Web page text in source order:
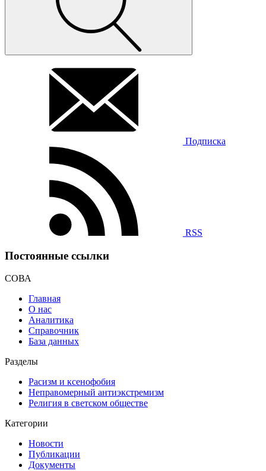
Подписка
RSS
Постоянные ссылки
СОВА
Главная
О нас
Аналитика
Справочник
База данных
Разделы
Расизм и ксенофобия
Неправомерный антиэкстремизм
Религия в светском обществе
Категории
Новости
Публикации
Документы